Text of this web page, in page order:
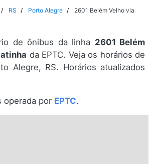
RS Porto Alegre
2601 Belém Velho via
de ônibus da linha 2601 Belém
da EPTC. Veja os horários de
Alegre, RS. Horários atualizados
operada por EPTC.